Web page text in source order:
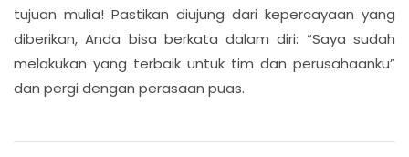
tujuan mulia! Pastikan diujung dari kepercayaan yang
diberikan, Anda bisa berkata dalam diri: “Saya sudah
melakukan yang terbaik untuk tim dan perusahaanku”
dan pergi dengan perasaan puas.